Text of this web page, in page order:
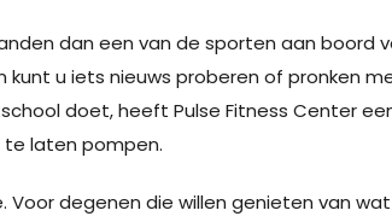
dan een van de sporten aan boord
u iets nieuws proberen of pronken
doet, heeft Pulse Fitness Center
te laten pompen.
degenen die willen genieten van wat